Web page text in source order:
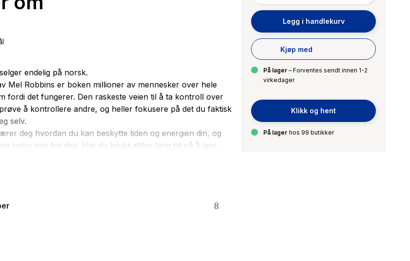
Legg i handlekurv
Kjøp med
På lager – Forventes sendt innen 1-2
virkedager
Klikk og hent
På lager hos 99 butikker
endelig på norsk.
Mel Robbins er boken millioner av mennesker over hele
fordi det fungerer. Den raskeste veien til å ta kontroll over
å kontrollere andre, og heller fokusere på det du faktisk
selv.
deg hvordan du kan beskytte tiden og energien din, og
betyr noe for deg. Har du brukt altfor lang tid på å jage
sørge for at andre er fornøyde, og la andres